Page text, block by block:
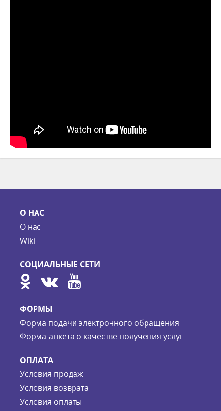
О НАС
О нас
Wiki
СОЦИАЛЬНЫЕ СЕТИ
ФОРМЫ
Форма подачи электронного обращения
Форма-анкета о качестве получения услуг
ОПЛАТА
Условия продаж
Условия возврата
Условия оплаты